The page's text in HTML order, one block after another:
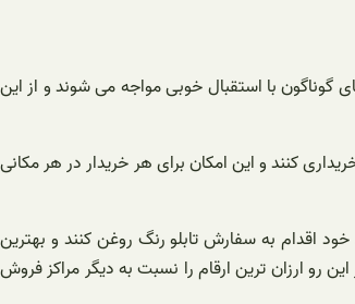
گوناگون با استقبال خوبی مواجه می شوند و از این
کنند و این امکان برای هر خریدار در هر مکانی
اقدام به سفارش تابلو رنگ روغن کنند و بهترین
رو ارزان ترین ارقام را نسبت به دیگر مراکز فروش